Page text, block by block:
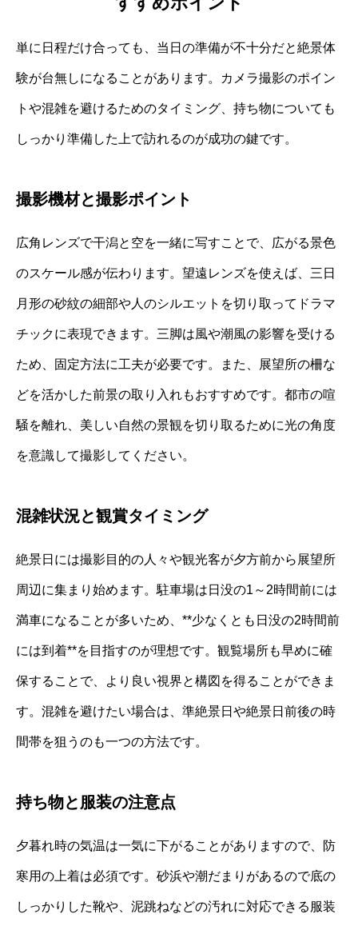
単に日程だけ合っても、当日の準備が不十分だと絶景体
験が台無しになることがあります。カメラ撮影のポイン
トや混雑を避けるためのタイミング、持ち物についても
しっかり準備した上で訪れるのが成功の鍵です。
撮影機材と撮影ポイント
広角レンズで干潟と空を一緒に写すことで、広がる景色
のスケール感が伝わります。望遠レンズを使えば、三日
月形の砂紋の細部や人のシルエットを切り取ってドラマ
チックに表現できます。三脚は風や潮風の影響を受ける
ため、固定方法に工夫が必要です。また、展望所の柵な
どを活かした前景の取り入れもおすすめです。都市の喧
騒を離れ、美しい自然の景観を切り取るために光の角度
を意識して撮影してください。
混雑状況と観賞タイミング
絶景日には撮影目的の人々や観光客が夕方前から展望所
周辺に集まり始めます。駐車場は日没の1～2時間前には
満車になることが多いため、**少なくとも日没の2時間前
には到着**を目指すのが理想です。観覧場所も早めに確
保することで、より良い視界と構図を得ることができま
す。混雑を避けたい場合は、準絶景日や絶景日前後の時
間帯を狙うのも一つの方法です。
持ち物と服装の注意点
夕暮れ時の気温は一気に下がることがありますので、防
寒用の上着は必須です。砂浜や潮だまりがあるので底の
しっかりした靴や、泥跳ねなどの汚れに対応できる服装